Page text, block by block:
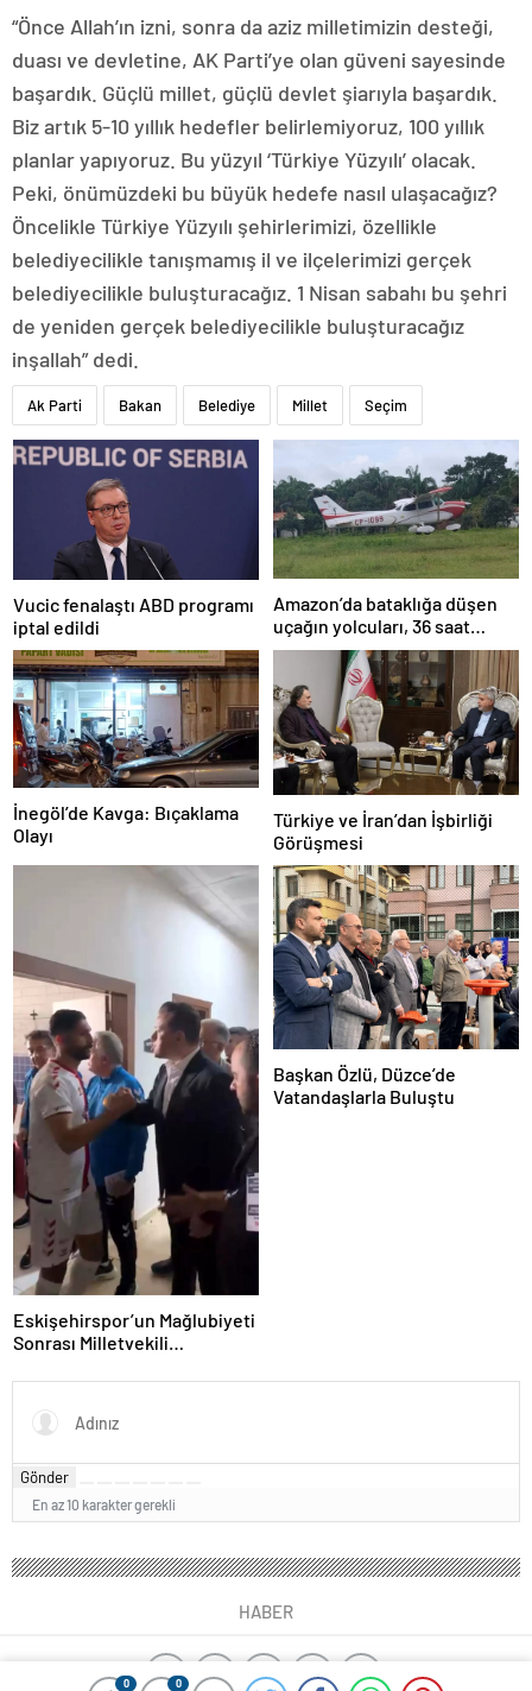
0 0
“Önce Allah’ın izni, sonra da aziz milletimizin desteği,
duası ve devletine, AK Parti’ye olan güveni sayesinde
başardık. Güçlü millet, güçlü devlet şiarıyla başardık.
Biz artık 5-10 yıllık hedefler belirlemiyoruz, 100 yıllık
planlar yapıyoruz. Bu yüzyıl ‘Türkiye Yüzyılı’ olacak.
Peki, önümüzdeki bu büyük hedefe nasıl ulaşacağız?
Öncelikle Türkiye Yüzyılı şehirlerimizi, özellikle
belediyecilikle tanışmamış il ve ilçelerimizi gerçek
belediyecilikle buluşturacağız. 1 Nisan sabahı bu şehri
de yeniden gerçek belediyecilikle buluşturacağız
inşallah” dedi.
Ak Parti Bakan Belediye Millet Seçim
Vucic fenalaştı ABD programı
iptal edildi
Amazon’da bataklığa düşen
uçağın yolcuları, 36 saat
kurtarılmayı bekledi
İnegöl’de Kavga: Bıçaklama
Olayı
Türkiye ve İran’dan İşbirliği
Görüşmesi
Eskişehirspor’un Mağlubiyeti
Sonrası Milletvekili
Başkan Özlü, Düzce’de
Vatandaşlarla Buluştu
Gönder
En az 10 karakter gerekli
HABER